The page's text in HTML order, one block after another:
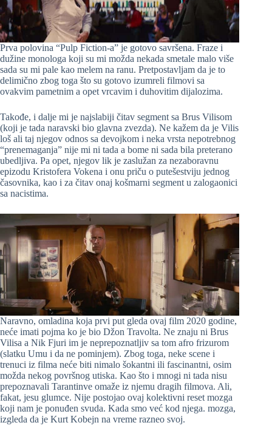
Prva polovina “Pulp Fiction-a” je gotovo savršena. Fraze i
dužine monologa koji su mi možda nekada smetale malo više
sada su mi pale kao melem na ranu. Pretpostavljam da je to
delimično zbog toga što su gotovo izumreli filmovi sa
ovakvim pametnim a opet vrcavim i duhovitim dijalozima.
Takođe, i dalje mi je najslabiji čitav segment sa Brus Vilisom
(koji je tada naravski bio glavna zvezda). Ne kažem da je Vilis
loš ali taj njegov odnos sa devojkom i neka vrsta nepotrebnog
“prenemaganja” nije mi ni tada a bome ni sada bila preterano
ubedljiva. Pa opet, njegov lik je zaslužan za nezaboravnu
epizodu Kristofera Vokena i onu priču o putešestviju jednog
časovnika, kao i za čitav onaj košmarni segment u zalogaonici
sa nacistima.
Naravno, omladina koja prvi put gleda ovaj film 2020 godine,
neće imati pojma ko je bio Džon Travolta. Ne znaju ni Brus
Vilisa a Nik Fjuri im je neprepoznatljiv sa tom afro frizurom
(slatku Umu i da ne pominjem). Zbog toga, neke scene i
trenuci iz filma neće biti nimalo šokantni ili fascinantni, osim
možda nekog površnog utiska. Kao što i mnogi ni tada nisu
prepoznavali Tarantinve omaže iz njemu dragih filmova. Ali,
fakat, jesu glumce. Nije postojao ovaj kolektivni reset mozga
koji nam je ponuđen svuda. Kada smo već kod njega. mozga,
izgleda da je Kurt Kobejn na vreme razneo svoj.